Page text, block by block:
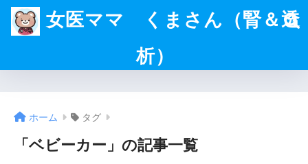
女医ママ くまさん（腎＆透
析）
ホーム タグ
「ベビーカー」の記事一覧